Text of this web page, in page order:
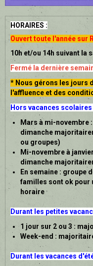
HORAIRES :
Ouvert toute l'année sur
10h et/ou 14h suivant la
Fermé la dernière
* Nous gérons les jours
l'affluence et des
Hors vacances scolaires
Mars à mi-novembre
dimanche
ou groupes)
Mi-novembre à
dimanche
En semaine : groupe
familles sont ok pour
horaire
Durant les petites
1 jour sur 2 ou 3 :
Week-end :
Durant les vacances